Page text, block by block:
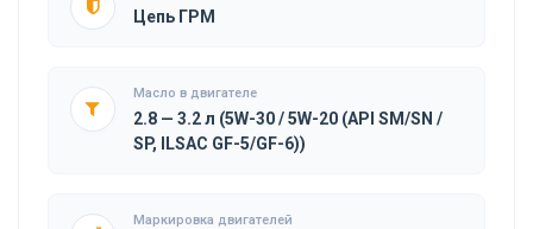
Цепь ГРМ
Масло в двигателе
2.8 — 3.2 л (5W-30 / 5W-20 (API SM/SN /
SP, ILSAC GF-5/GF-6))
Маркировка двигателей